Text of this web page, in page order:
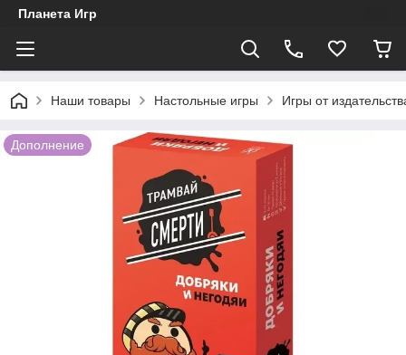
Планета Игр
Наши товары Настольные игры Игры от
Дополнение